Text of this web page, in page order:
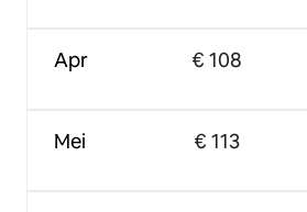
Apr
Mei
€ 108
€ 113